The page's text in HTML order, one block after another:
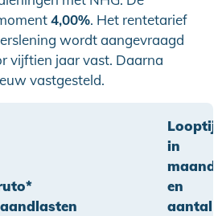
4,00%. Het rentetarief
wordt aangevraagd
vijftien jaar vast. Daarna
vastgesteld.
in
en
aantal